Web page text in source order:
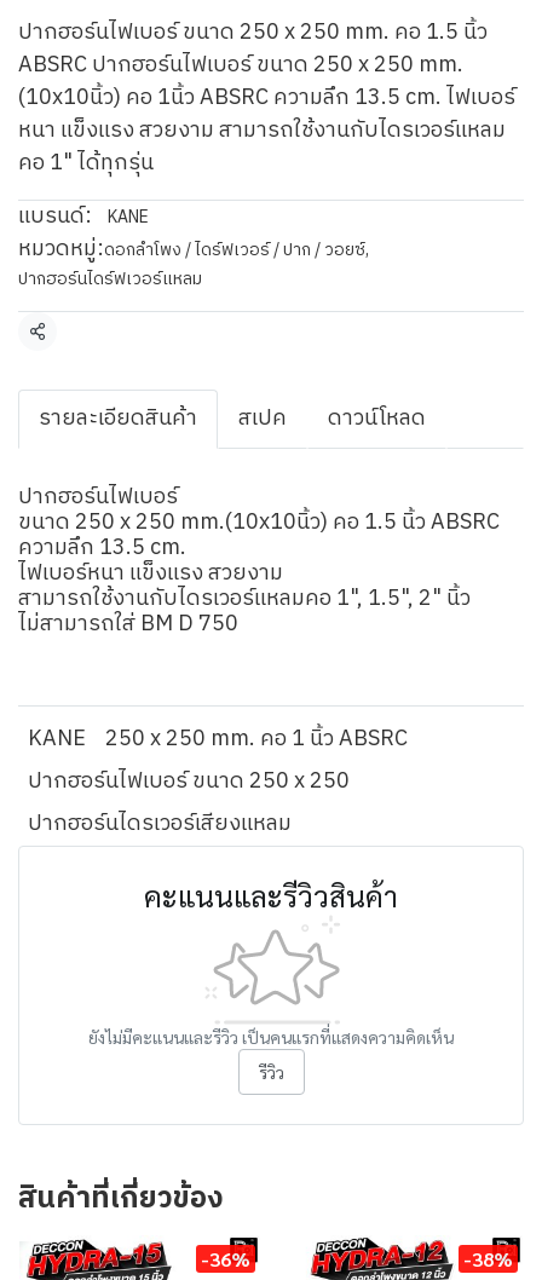
ปากฮอร์นไฟเบอร์ ขนาด 250 x 250 mm. คอ 1.5 นิ้ว
ABSRC ปากฮอร์นไฟเบอร์ ขนาด 250 x 250 mm.
(10x10นิ้ว) คอ 1นิ้ว ABSRC ความลึก 13.5 cm. ไฟเบอร์
หนา แข็งแรง สวยงาม สามารถใช้งานกับไดรเวอร์แหลม
คอ 1" ได้ทุกรุ่น
แบรนด์:
KANE
หมวดหมู่:ดอกลำโพง / ไดร์ฟเวอร์ / ปาก / วอยซ์,
ปากฮอร์นไดร์ฟเวอร์แหลม
แชร์
รายละเอียดสินค้า สเปค ดาวน์โหลด
ปากฮอร์นไฟเบอร์
ขนาด 250 x 250 mm.(10x10นิ้ว) คอ 1.5 นิ้ว ABSRC
ความลึก 13.5 cm.
ไฟเบอร์หนา แข็งแรง สวยงาม
สามารถใช้งานกับไดรเวอร์แหลมคอ 1", 1.5", 2" นิ้ว
ไม่สามารถใส่ BM D 750
KANE 250 x 250 mm. คอ 1 นิ้ว ABSRC
ปากฮอร์นไฟเบอร์ ขนาด 250 x 250
ปากฮอร์นไดรเวอร์เสียงแหลม
คะแนนและรีวิวสินค้า
ยังไม่มีคะแนนและรีวิว เป็นคนแรกที่แสดงความคิดเห็น
รีวิว
สินค้าที่เกี่ยวข้อง
-36% -38%